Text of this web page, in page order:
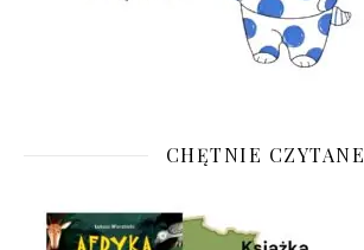
CHĘTNIE CZYTANE